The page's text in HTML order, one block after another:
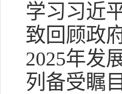
学习习近
致回顾政
2025年发
列备受瞩